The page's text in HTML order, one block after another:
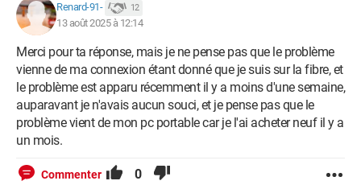
Renard-91- 12
13 août 2025 à 12:14
Merci pour ta réponse, mais je ne pense pas que le problème
vienne de ma connexion étant donné que je suis sur la fibre, et
le problème est apparu récemment il y a moins d'une semaine,
auparavant je n'avais aucun souci, et je pense pas que le
problème vient de mon pc portable car je l'ai acheter neuf il y a
un mois.
Commenter 0